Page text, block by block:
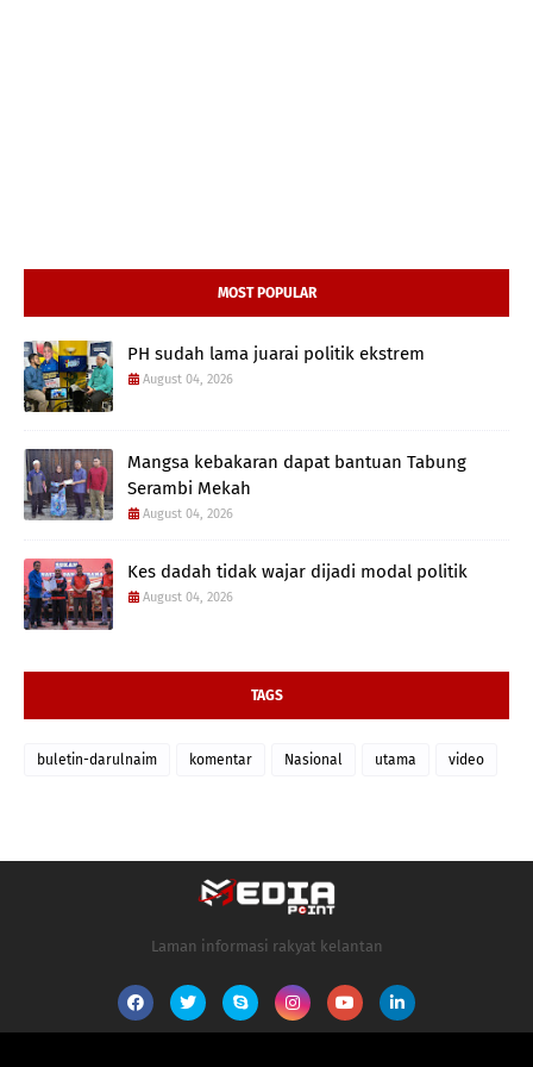
MOST POPULAR
PH sudah lama juarai politik ekstrem
August 04, 2026
Mangsa kebakaran dapat bantuan Tabung
Serambi Mekah
August 04, 2026
Kes dadah tidak wajar dijadi modal politik
August 04, 2026
TAGS
buletin-darulnaim komentar Nasional utama video
Laman informasi rakyat kelantan